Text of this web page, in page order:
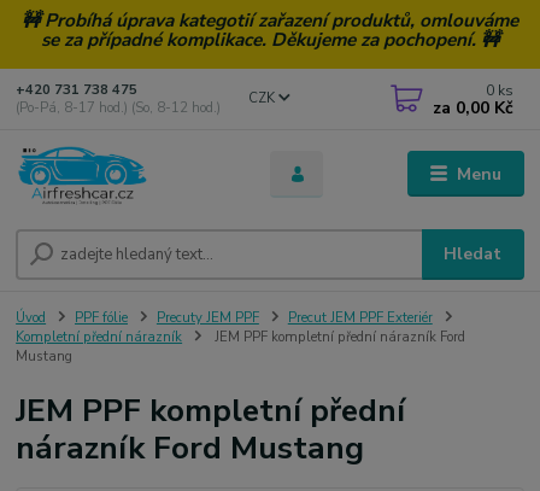
🚧 Probíhá úprava kategotií zařazení produktů, omlouváme
se za případné komplikace. Děkujeme za pochopení. 🚧
Menu
CZK
Hledat
+420 731 738 475
(Po-Pá, 8-17 hod.) (So, 8-12 hod.)
0 ks
za 0,00 Kč
Úvod PPF fólie Precuty JEM PPF
Precut JEM PPF Exteriér
Kompletní přední nárazník
JEM PPF kompletní přední nárazník Ford
Mustang
JEM PPF kompletní přední
nárazník Ford Mustang